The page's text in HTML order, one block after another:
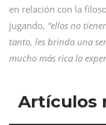
en relación con la
jugando, “ellos no
tanto, les brinda una
mucho más rica la
Artículos